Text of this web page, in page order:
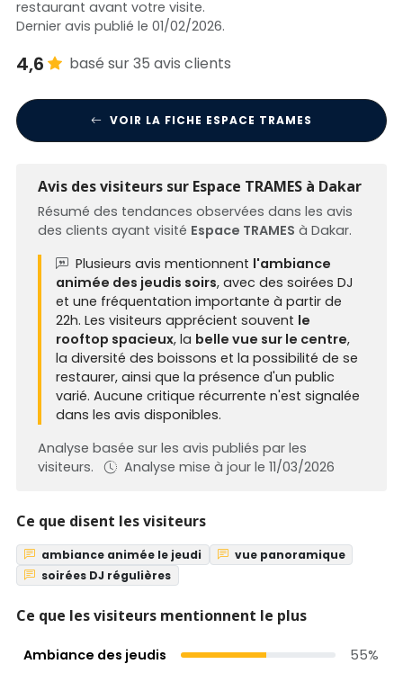
restaurant avant votre visite.
Dernier avis publié le 01/02/2026.
4,6 basé sur 35 avis clients
VOIR LA FICHE ESPACE TRAMES
Avis des visiteurs sur Espace TRAMES à Dakar
Résumé des tendances observées dans les avis
des clients ayant visité Espace TRAMES à Dakar.
Plusieurs avis mentionnent l'ambiance
animée des jeudis soirs, avec des soirées DJ
et une fréquentation importante à partir de
22h. Les visiteurs apprécient souvent le
rooftop spacieux, la belle vue sur le centre,
la diversité des boissons et la possibilité de se
restaurer, ainsi que la présence d'un public
varié. Aucune critique récurrente n'est signalée
dans les avis disponibles.
Analyse basée sur les avis publiés par les
visiteurs.
Analyse mise à jour le 11/03/2026
Ce que disent les visiteurs
ambiance animée le jeudi
vue panoramique
soirées DJ régulières
Ce que les visiteurs mentionnent le plus
Ambiance des jeudis
55%